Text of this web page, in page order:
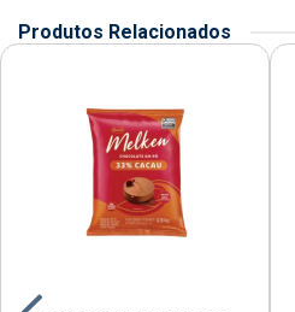
Produtos Relacionados